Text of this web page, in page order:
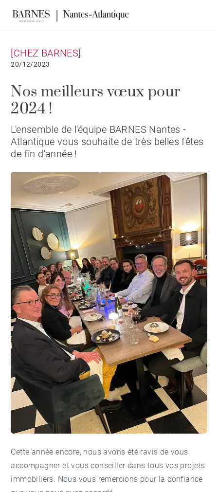
[CHEZ BARNES]
20/12/2023
Nos meilleurs vœux pour
2024 !
L'ensemble de l'équipe BARNES Nantes -
Atlantique vous souhaite de très belles fêtes
de fin d'année !
Cette année encore, nous avons été ravis de vous
accompagner et vous conseiller dans tous vos projets
immobiliers. Nous vous remercions pour la confiance